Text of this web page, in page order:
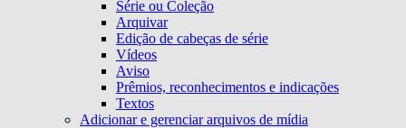
Série ou Coleção
Arquivar
Edição de cabeças de série
Vídeos
Aviso
Prêmios, reconhecimentos e indicações
Textos
Adicionar e gerenciar arquivos de mídia